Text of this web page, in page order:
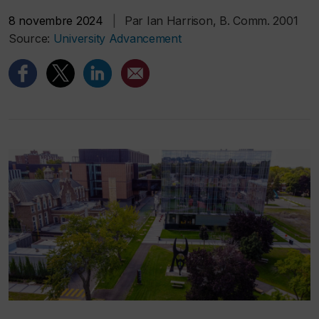
8 novembre 2024
Par Ian Harrison, B. Comm. 2001
Source: University Advancement